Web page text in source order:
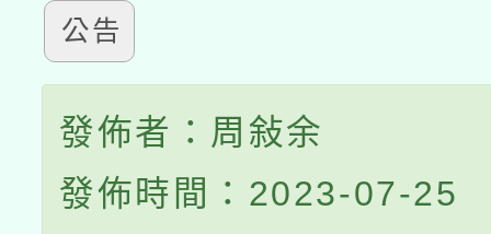
公告
發佈者：周敍余
發佈時間：2023-07-25